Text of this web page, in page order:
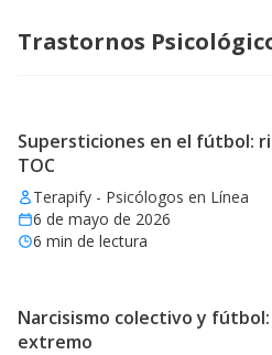
Trastornos
Supersticiones en el fútbol:
TOC
Terapify - Psicólogos en Línea
6 de mayo de 2026
6 min de lectura
Narcisismo colectivo y
extremo